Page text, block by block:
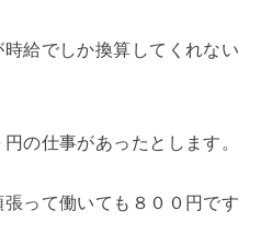
給でしか換算してくれない
の仕事があったとします。
って働いても８００円です